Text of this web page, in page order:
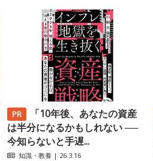
「10年後、あなたの資産
は半分になるかもしれない ──
今知らないと手遅...
知識・教養 | 26.3.16